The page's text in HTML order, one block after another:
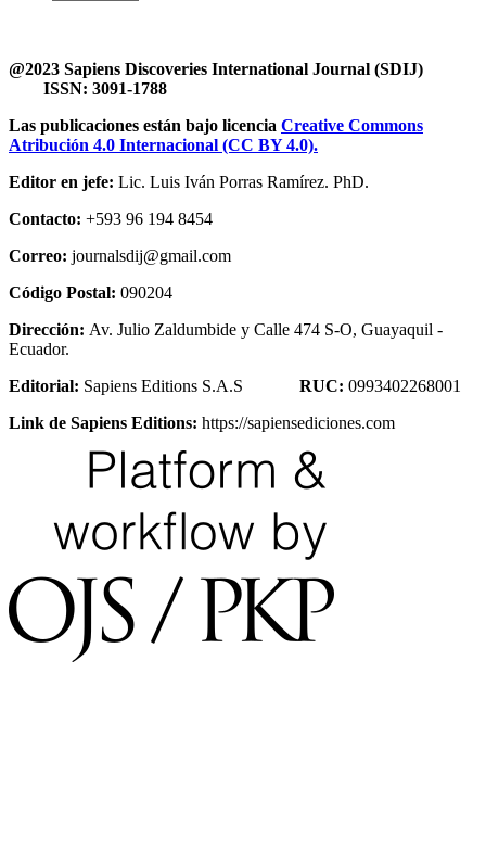
@2023 Sapiens Discoveries International Journal (SDIJ)
ISSN: 3091-1788
Las publicaciones están bajo licencia Creative Commons
Atribución 4.0 Internacional (CC BY 4.0).
Editor en jefe: Lic. Luis Iván Porras Ramírez. PhD.
Contacto: +593 96 194 8454
Correo: journalsdij@gmail.com
Código Postal: 090204
Dirección: Av. Julio Zaldumbide y Calle 474 S-O, Guayaquil -
Ecuador.
Editorial: Sapiens Editions S.A.S RUC: 0993402268001
Link de Sapiens Editions: https://sapiensediciones.com